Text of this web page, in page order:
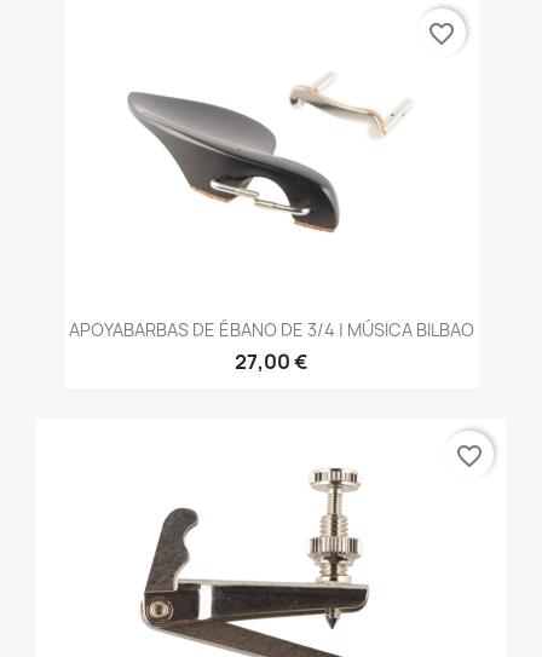
APOYABARBAS DE ÉBANO DE 3/4 | MÚSICA BILBAO
27,00 €
favorite_border
favorite_border